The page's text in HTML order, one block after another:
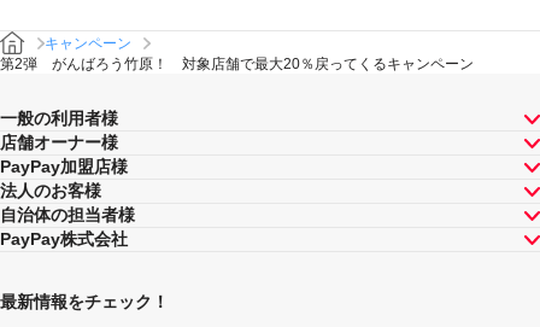
キャンペーン
第2弾 がんばろう竹原！ 対象店舗で最大20％戻ってくるキャンペーン
一般の利用者様
店舗オーナー様
PayPay加盟店様
法人のお客様
自治体の担当者様
PayPay株式会社
最新情報をチェック！